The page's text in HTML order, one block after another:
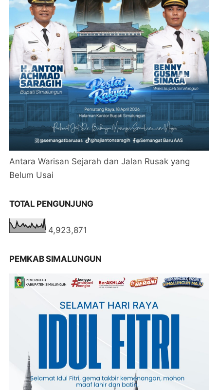
Antara Warisan Sejarah dan Jalan Rusak yang
Belum Usai
TOTAL PENGUNJUNG
4,923,871
PEMKAB SIMALUNGUN